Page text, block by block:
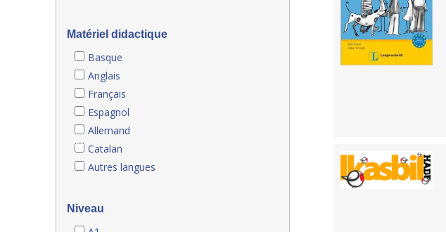
Matériel didactique
Basque
Anglais
Français
Espagnol
Allemand
Catalan
Autres langues
Niveau